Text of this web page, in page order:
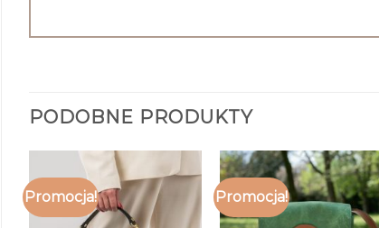
PODOBNE PRODUKTY
Promocja! Promocja!